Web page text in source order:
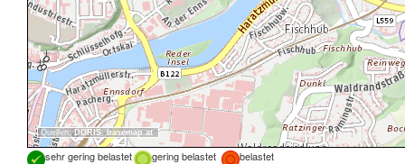
Quellen:DORIS, basemap.at
sehr gering belastet gering belastet
belastet